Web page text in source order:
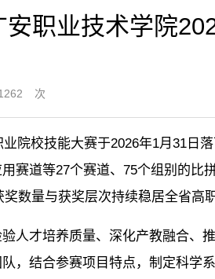
职业技术学院
次
院校技能大赛于2026年1月31
赛道等27个赛道、75个组别的
数量与获奖层次持续稳居全省高
人才培养质量、深化产教融合、
，结合参赛项目特点，制定科